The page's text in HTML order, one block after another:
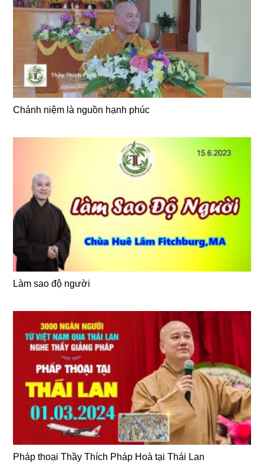
Chánh niệm là nguồn hạnh phúc
Làm sao độ người
Pháp thoại Thầy Thích Pháp Hoà tại Thái Lan